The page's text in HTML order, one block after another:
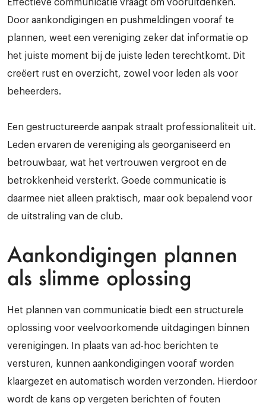
Effectieve communicatie vraagt om vooruitdenken.
Door aankondigingen en pushmeldingen vooraf te
plannen, weet een vereniging zeker dat informatie op
het juiste moment bij de juiste leden terechtkomt. Dit
creëert rust en overzicht, zowel voor leden als voor
beheerders.
Een gestructureerde aanpak straalt professionaliteit uit.
Leden ervaren de vereniging als georganiseerd en
betrouwbaar, wat het vertrouwen vergroot en de
betrokkenheid versterkt. Goede communicatie is
daarmee niet alleen praktisch, maar ook bepalend voor
de uitstraling van de club.
Aankondigingen plannen
als slimme oplossing
Het plannen van communicatie biedt een structurele
oplossing voor veelvoorkomende uitdagingen binnen
verenigingen. In plaats van ad-hoc berichten te
versturen, kunnen aankondigingen vooraf worden
klaargezet en automatisch worden verzonden. Hierdoor
wordt de kans op vergeten berichten of fouten